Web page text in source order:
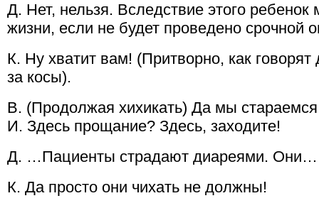
Д. Нет, нельзя. Вследствие этого
жизни, если не будет проведено срочной
К. Ну хватит вам! (Притворно, как
за косы).
В. (Продолжая хихикать) Да мы
И. Здесь прощание? Здесь, заходите!
Д. …Пациенты страдают диареями. Они…
К. Да просто они чихать не должны!